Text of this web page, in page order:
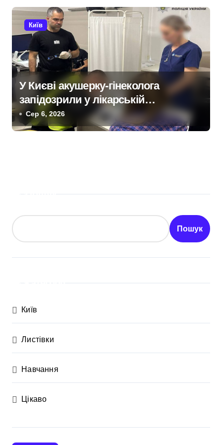
Київ
У Києві акушерку-гінеколога
запідозрили у лікарській
недбалості після втрати вагітності
після операції
Сер 6, 2026
Пошук
Київ
Листівки
Навчання
Цікаво